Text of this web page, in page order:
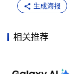
在本周美国
也提到了该公司现
但他也肯定了思
生成海报
相关推荐